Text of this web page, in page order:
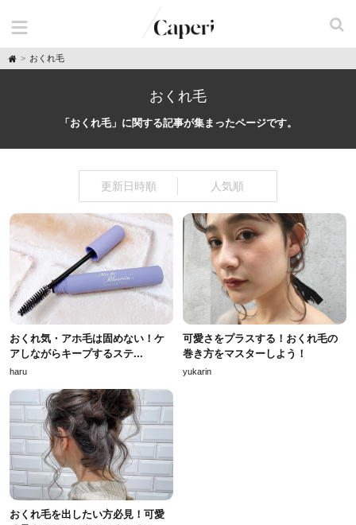
H
o
おくれ毛
おくれ毛
「おくれ毛」に関する記事が集まったページです。
更新日時順 人気順
おくれ気・アホ毛は固めない！ケ
アしながらキープするステ...
haru
可愛さをプラスする！おくれ毛の
巻き方をマスターしよう！
yukarin
おくれ毛を出したい方必見！可愛